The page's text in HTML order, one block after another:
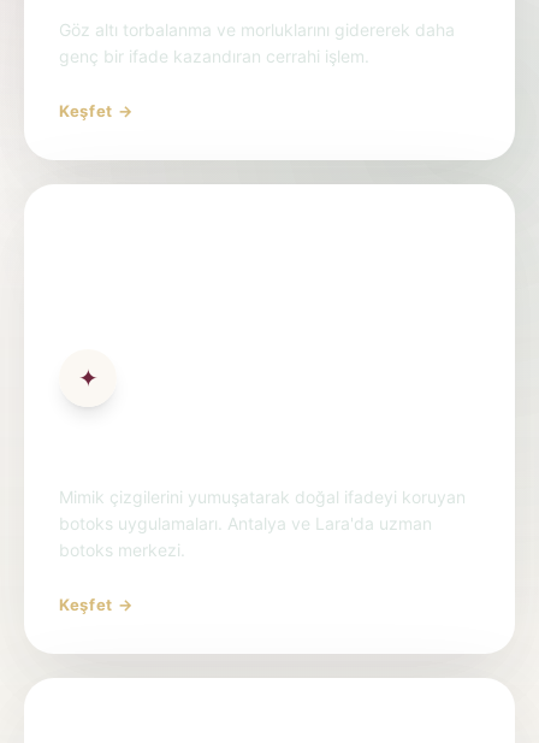
Göz altı torbalanma ve morluklarını gidererek daha
genç bir ifade kazandıran cerrahi işlem.
Keşfet →
✦
Mimik çizgilerini yumuşatarak doğal ifadeyi koruyan
botoks uygulamaları. Antalya ve Lara'da uzman
botoks merkezi.
Keşfet →